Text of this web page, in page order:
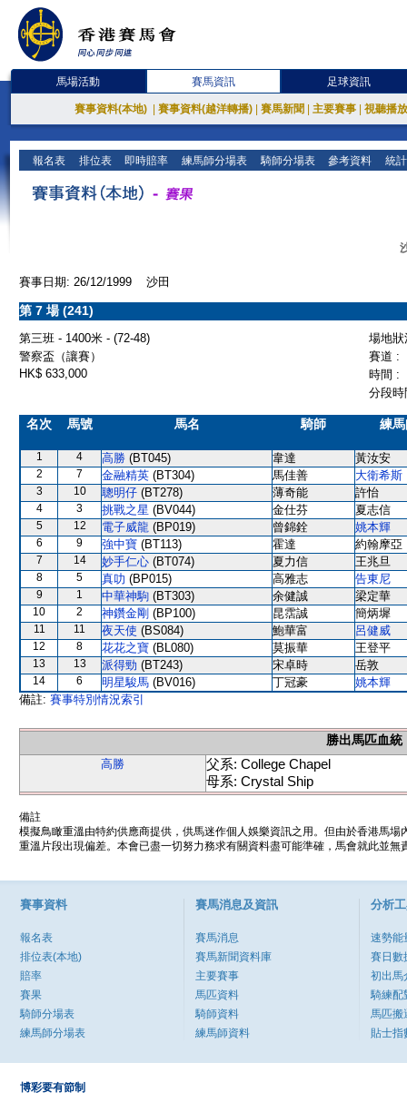
馬場活動 賽馬資訊 足球資訊
賽事資料(本地) 賽事資料(越洋轉播) 賽馬新聞 主要賽事 視聽播
報名表 排位表 即時賠率 練馬師分場表 騎師分場表 參考資料 統
賽事日期: 26/12/1999 沙田
第 7 場 (241)
第三班 - 1400米 - (72-48)
場地
警察盃（讓賽）
賽道 :
HK$ 633,000
時間 :
分段
名次 馬號 馬名 騎師 練
1 4 高勝 (BT045) 韋達 黃汝安
2 7 金融精英 (BT304) 馬佳善 大衛希斯
3 10 聰明仔 (BT278) 薄奇能 許怡
4 3 挑戰之星 (BV044) 金仕芬 夏志信
5 12 電子威龍 (BP019) 曾錦銓 姚本輝
6 9 強中寶 (BT113) 霍達 約翰摩亞
7 14 妙手仁心 (BT074) 夏力信 王兆旦
8 5 真叻 (BP015) 高雅志 告東尼
9 1 中華神駒 (BT303) 余健誠 梁定華
10 2 神鑽金剛 (BP100) 昆霑誠 簡炳墀
11 11 夜天使 (BS084) 鮑華富 呂健威
12 8 花花之寶 (BL080) 莫振華 王登平
13 13 派得勁 (BT243) 宋卓時 岳敦
14 6 明星駿馬 (BV016) 丁冠豪
姚本輝
備註: 賽事特別情況索引
勝出馬匹血統
高勝
父系: College Chapel
母系: Crystal Ship
備註
模擬鳥瞰重溫由特約供應商提供，供馬迷作個人娛樂資訊之用。但由於香港馬
重溫片段出現偏差。本會已盡一切努力務求有關資料盡可能準確，馬會就此並
賽事資料
報名表
排位表(本地)
賠率
賽果
騎師分場表
練馬師分場表
賽馬消息及資訊
賽馬消息
賽馬新聞資料庫
主要賽事
馬匹資料
騎師資料
練馬師資料
分析
速勢能
賽日數
初出馬
騎練配
馬匹搬
貼士指
博彩要有節制